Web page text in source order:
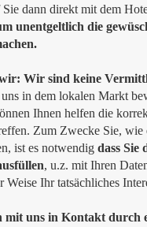
dann direkt mit dem
unentgeltlich die
Wir sind keine
in dem lokalen Markt
Ihnen helfen die
Zum Zwecke Sie, wie
ist es notwendig dass Sie
, u.z. mit Ihren
Weise Ihr tatsächliches
mit uns in Kontakt durch